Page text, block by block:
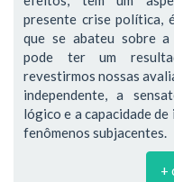
presente crise política,
que se abateu sobre a
pode ter um
revestirmos nossas
independente, a
lógico e a capacidade
fenômenos subjacentes.
+